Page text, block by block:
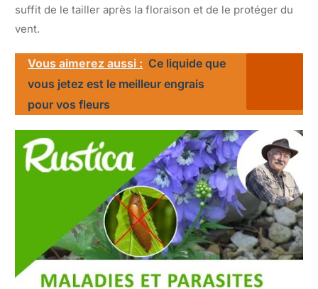
suffit de le tailler après la floraison et de le protéger du
vent.
Vous aimerez aussi : Ce liquide que
vous jetez est le meilleur engrais
pour vos fleurs